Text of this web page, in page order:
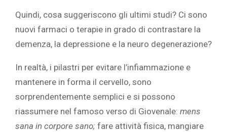
Quindi, cosa suggeriscono gli ultimi studi? Ci sono
nuovi farmaci o terapie in grado di contrastare la
demenza, la depressione e la neuro degenerazione?
In realtà, i pilastri per evitare l’infiammazione e
mantenere in forma il cervello, sono
sorprendentemente semplici e si possono
riassumere nel famoso verso di Giovenale: mens
sana in corpore sano; fare attività fisica, mangiare